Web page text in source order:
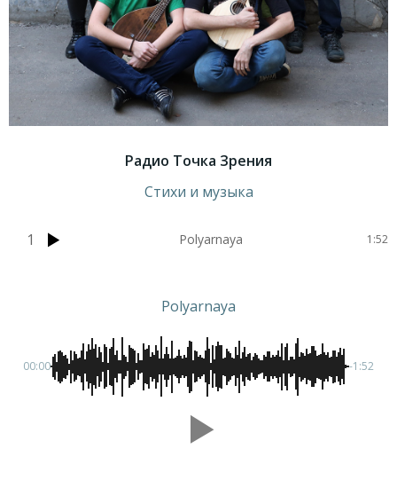
Радио Точка Зрения
Стихи и музыка
1 Polyarnaya 1:52
Polyarnaya
00:00 -1:52